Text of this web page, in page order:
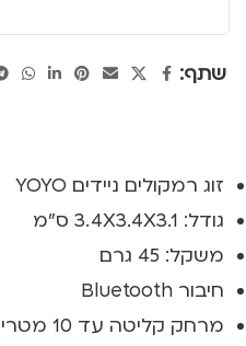
שתף:
זוג רמקולים ניידים YOYO
גודל: 3.4X3.4X3.1 ס"מ
משקל: 45 גרם
חיבור Bluetooth
מרחק קליטה עד 10 מטרים.